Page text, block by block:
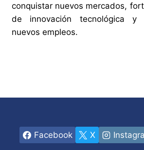
conquistar nuevos mercados,
de innovación tecnológica y
nuevos empleos.
Facebook X